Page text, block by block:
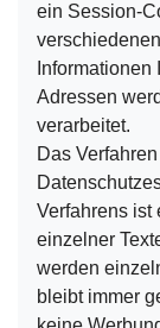
ein Session-
Adressen
verarbeitet.
Das
Verfahrens ist
einzelner
werden
bleibt immer